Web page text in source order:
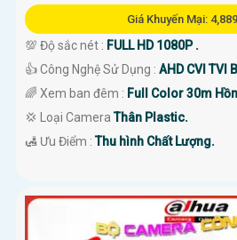
Giá Khuyến Mại:
💯 Độ sắc nét : FULL HD 1080P .
👍 Công Nghệ Sử Dụng : AHD CVI TVI
🌈 Xem ban đêm : Full Color 30m
💢 Loại CameraThân Plastic.
️🛃 Ưu Điểm :Thu hình Chất Lượng.